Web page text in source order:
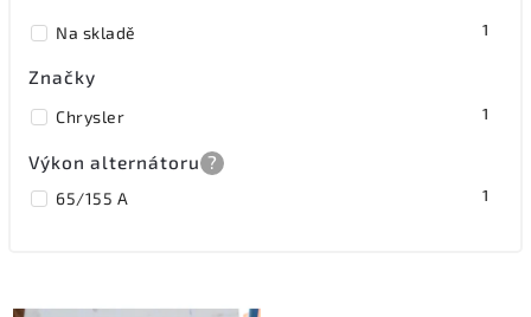
Na skladě 1
Značky
Chrysler 1
Výkon alternátoru ?
65/155 A 1